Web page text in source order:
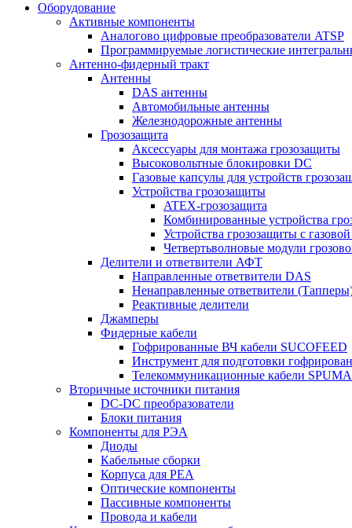
Оборудование
Активные компоненты
Аналогово цифровые преобразователи ATSP
Программируемые логистические
Антенно-фидерный тракт
Антенны
DAS антенны
Автомобильные антенны
Железнодорожные антенны
Грозозащита
Аксессуары для монтажа грозозащиты
Высоковольтные блокировки DC
Газовые капсулы для устройств
Устройства грозозащиты
ATEX-грозозащита
Комбинированные устройства
Устройства грозозащиты с
Четвертьволновые модули
Делители и ответвители АФТ
Направленные ответвители DAS
Ненаправленные ответвители
Реактивные делители
Джамперы
Фидерные кабели
Гофрированные ВЧ кабели SUCOFEED
Инструмент для подготовки
Телекоммуникационные кабели SPUMA
Вторичные источники питания
DC-DC преобразователи
Блоки питания
Компоненты для РЭА
Диоды
Кабельные сборки
Корпуса для РЕА
Оптические компоненты
Пассивные компоненты
Провода и кабели